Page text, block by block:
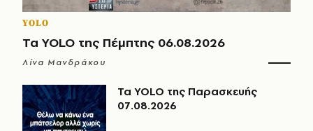
YOLO
Τα YOLO της Πέμπτης 06.08.2026
Λίνα Μανδράκου
Τα YOLO της Παρασκευής
07.08.2026